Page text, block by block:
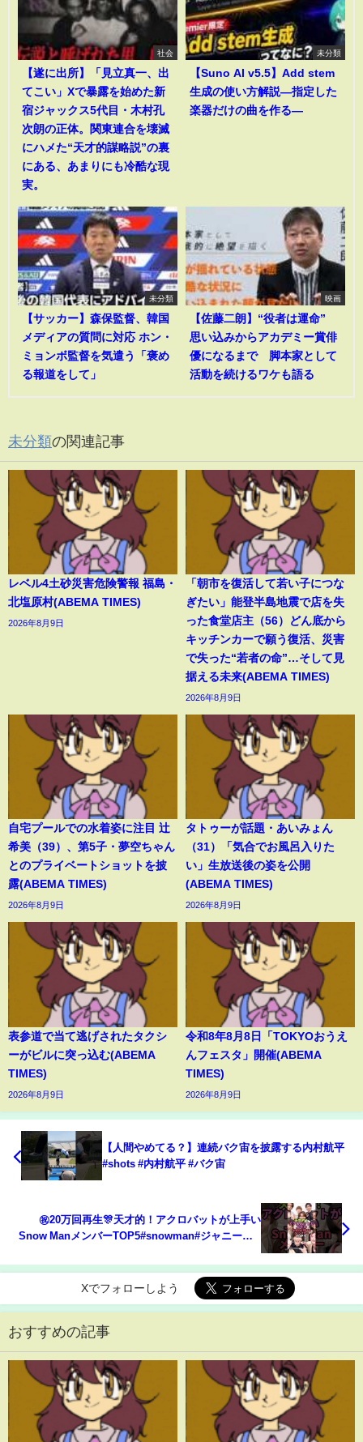
社会
【遂に出所】「見立真一、出
てこい」Xで暴露を始めた新
宿ジャックス5代目・木村孔
次朗の正体。関東連合を壊滅
にハメた“天才的謀略説”の裏
にある、あまりにも冷酷な現
実。
未分類
【Suno AI v5.5】Add stem
生成の使い方解説―指定した
楽器だけの曲を作る―
未分類
【サッカー】森保監督、韓国
メディアの質問に対応 ホン・
ミョンボ監督を気遣う「褒め
る報道をして」
映画
【佐藤二朗】“役者は運命”
思い込みからアカデミー賞俳
優になるまで 脚本家として
活動を続けるワケも語る
未分類の関連記事
レベル4土砂災害危険警報 福島・
北塩原村(ABEMA TIMES)
2026年8月9日
「朝市を復活して若い子につな
ぎたい」能登半島地震で店を失
った食堂店主（56）どん底から
キッチンカーで願う復活、災害
で失った“若者の命”…そして見
据える未来(ABEMA TIMES)
2026年8月9日
自宅プールでの水着姿に注目 辻
希美（39）、第5子・夢空ちゃん
とのプライベートショットを披
露(ABEMA TIMES)
2026年8月9日
タトゥーが話題・あいみょん
（31）「気合でお風呂入りた
い」生放送後の姿を公開
(ABEMA TIMES)
2026年8月9日
表参道で当て逃げされたタクシ
ーがビルに突っ込む(ABEMA
TIMES)
2026年8月9日
令和8年8月8日「TOKYOおうえ
んフェスタ」開催(ABEMA
TIMES)
2026年8月9日
【人間やめてる？】連続バク宙を披露する内村航平
#shots #内村航平 #バク宙
㊗️20万回再生🎊天才的！アクロバットが上手い
Snow ManメンバーTOP5#snowman#ジャニーズ #
Xでフォローしよう
おすすめの記事